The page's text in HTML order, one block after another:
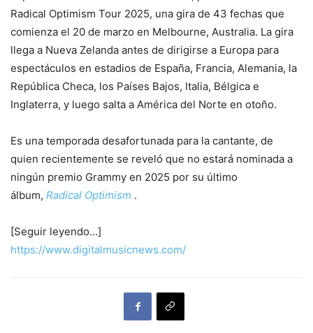
Radical Optimism Tour 2025, una gira de 43 fechas que
comienza el 20 de marzo en Melbourne, Australia. La gira
llega a Nueva Zelanda antes de dirigirse a Europa para
espectáculos en estadios de España, Francia, Alemania, la
República Checa, los Países Bajos, Italia, Bélgica e
Inglaterra, y luego salta a América del Norte en otoño.
Es una temporada desafortunada para la cantante, de
quien recientemente se reveló que no estará nominada a
ningún premio Grammy en 2025 por su último
álbum, Radical Optimism .
[Seguir leyendo…]
https://www.digitalmusicnews.com/